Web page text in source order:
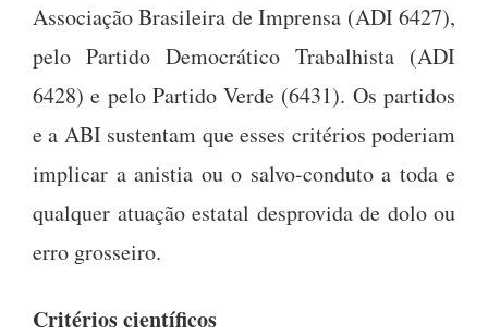
Associação Brasileira de Imprensa (ADI 6427),
pelo Partido Democrático Trabalhista (ADI
6428) e pelo Partido Verde (6431). Os partidos
e a ABI sustentam que esses critérios poderiam
implicar a anistia ou o salvo-conduto a toda e
qualquer atuação estatal desprovida de dolo ou
erro grosseiro.
Critérios científicos